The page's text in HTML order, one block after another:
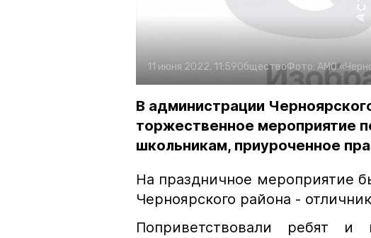
11 июня 2022, 11:59ОбществоФото: АМО
В администрации
торжественное мероприятие
школьникам, приуроченное
На праздничное мероприятие
Черноярского района -
Поприветствовали ребят и